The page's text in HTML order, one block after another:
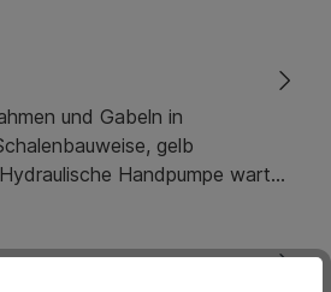
und Gabeln in
gelb
Handpumpe wart…